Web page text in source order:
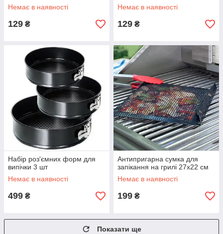
Немає в наявності
129 ₴
Немає в наявності
129 ₴
Набір роз'ємних форм для
випічки 3 шт
Немає в наявності
499 ₴
Антипригарна сумка для
запікання на грилі 27x22 см
Немає в наявності
199 ₴
Показати ще